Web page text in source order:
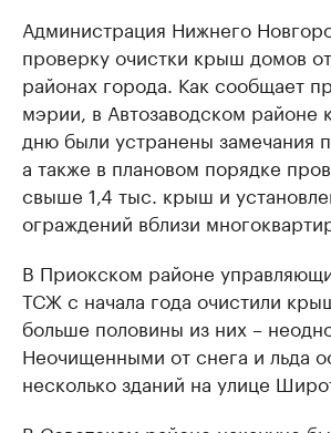
Администрация Нижнего
проверку очистки крыш домов
районах города. Как сообщает
мэрии, в Автозаводском районе
дню были устранены замечания
а также в плановом порядке
свыше 1,4 тыс. крыш и
ограждений вблизи
В Приокском районе
ТСЖ с начала года очистили
больше половины из них –
Неочищенными от снега и льда
несколько зданий на улице